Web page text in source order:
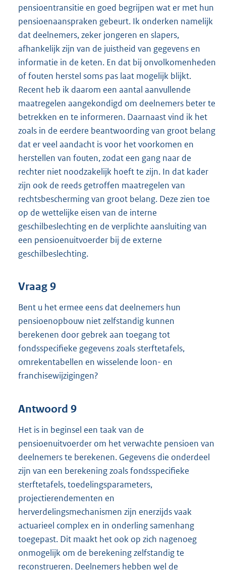
pensioentransitie en goed begrijpen wat er met hun
pensioenaanspraken gebeurt. Ik onderken namelijk
dat deelnemers, zeker jongeren en slapers,
afhankelijk zijn van de juistheid van gegevens en
informatie in de keten. En dat bij onvolkomenheden
of fouten herstel soms pas laat mogelijk blijkt.
Recent heb ik daarom een aantal aanvullende
maatregelen aangekondigd om deelnemers beter te
betrekken en te informeren. Daarnaast vind ik het
zoals in de eerdere beantwoording van groot belang
dat er veel aandacht is voor het voorkomen en
herstellen van fouten, zodat een gang naar de
rechter niet noodzakelijk hoeft te zijn. In dat kader
zijn ook de reeds getroffen maatregelen van
rechtsbescherming van groot belang. Deze zien toe
op de wettelijke eisen van de interne
geschilbeslechting en de verplichte aansluiting van
een pensioenuitvoerder bij de externe
geschilbeslechting.
Vraag 9
Bent u het ermee eens dat deelnemers hun
pensioenopbouw niet zelfstandig kunnen
berekenen door gebrek aan toegang tot
fondsspecifieke gegevens zoals sterftetafels,
omrekentabellen en wisselende loon- en
franchisewijzigingen?
Antwoord 9
Het is in beginsel een taak van de
pensioenuitvoerder om het verwachte pensioen van
deelnemers te berekenen. Gegevens die onderdeel
zijn van een berekening zoals fondsspecifieke
sterftetafels, toedelingsparameters,
projectierendementen en
herverdelingsmechanismen zijn enerzijds vaak
actuarieel complex en in onderling samenhang
toegepast. Dit maakt het ook op zich nagenoeg
onmogelijk om de berekening zelfstandig te
reconstrueren. Deelnemers hebben wel de